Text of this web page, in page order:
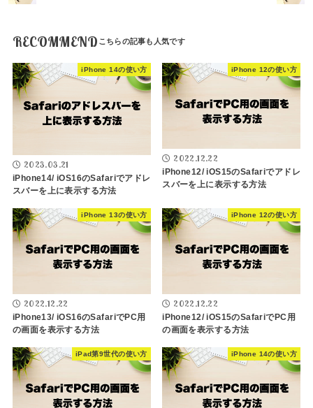
RECOMMEND
iPhone 14の使い方
2023.03.21
iPhone14/ iOS16のSafariでアドレ
スバーを上に表示する方法
iPhone 12の使い方
2022.12.22
iPhone12/ iOS15のSafariでアドレ
スバーを上に表示する方法
iPhone 13の使い方
2022.12.22
iPhone13/ iOS16のSafariでPC用
の画面を表示する方法
iPhone 12の使い方
2022.12.22
iPhone12/ iOS15のSafariでPC用
の画面を表示する方法
iPad第9世代の使い方 iPhone 14の使い方